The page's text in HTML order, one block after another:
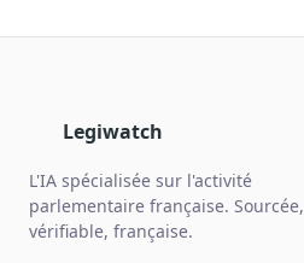
Legiwatch
L'IA spécialisée sur l'activité
parlementaire française. Sourcée,
vérifiable, française.